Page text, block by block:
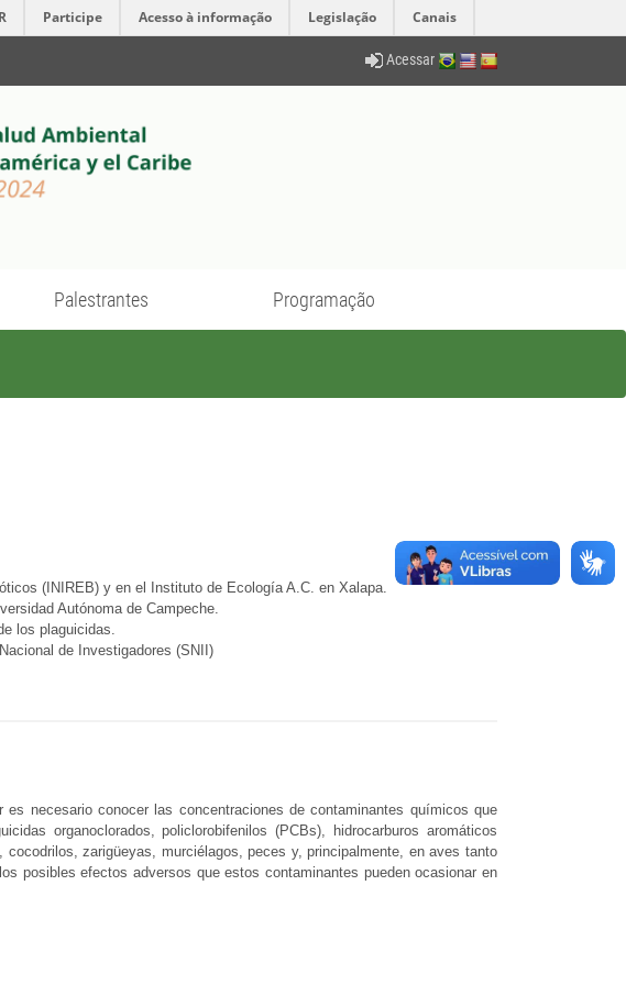
Participe Acesso à informação Legislação Canais
Acessar
Palestrantes Programação
(INIREB) y en el Instituto de Ecología A.C. en Xalapa.
Autónoma de Campeche.
los plaguicidas.
de Investigadores (SNII)
necesario conocer las concentraciones de contaminantes químicos que
organoclorados, policlorobifenilos (PCBs), hidrocarburos aromáticos
zarigüeyas, murciélagos, peces y, principalmente, en aves tanto
posibles efectos adversos que estos contaminantes pueden ocasionar en